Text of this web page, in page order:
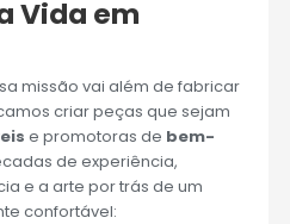
Vida em
missão vai além de fabricar
criar peças que sejam
e promotoras de bem-
de experiência,
e a arte por trás de um
confortável: